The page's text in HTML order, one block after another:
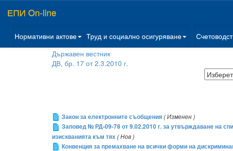
ЕПИ On-line
Нормативни актове Труд и социално осигуряване
Държавен вестник
ДВ, бр. 17 от 2.3.2010 г.
Закон за електронните съобщения( Изменен )
Заповед № РД-09-78 от 9.02.2010 г. за утвърждаване на
изискванията към тях( Нов )
Конвенция за премахване на всички форми на